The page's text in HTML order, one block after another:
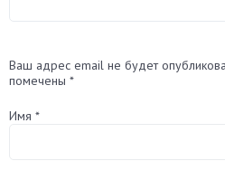
Ваш адрес email не будет
помечены *
Имя *